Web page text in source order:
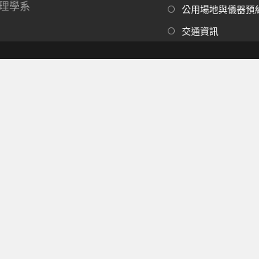
系
公用場地與儀器預
交通資訊